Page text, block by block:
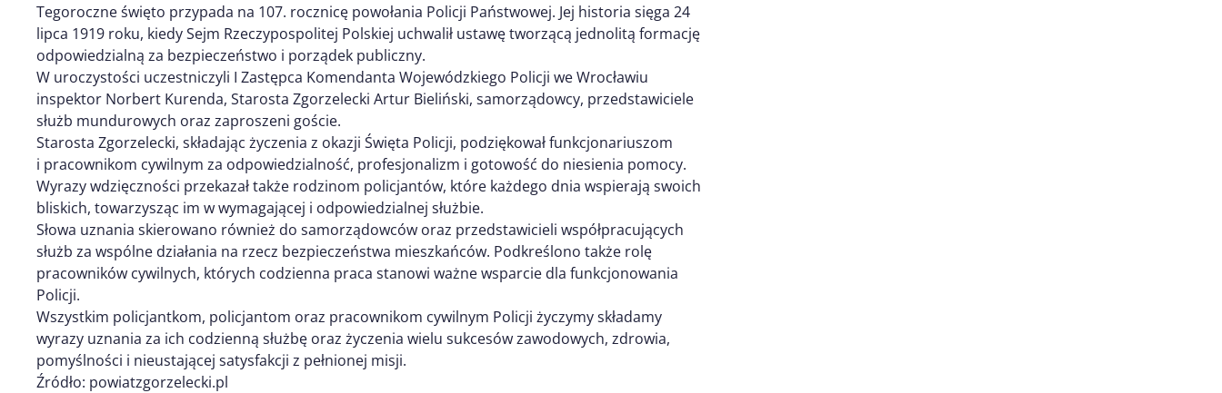
Tegoroczne święto przypada na 107. rocznicę powołania Policji Państwowej. Jej historia sięga 24
lipca 1919 roku, kiedy Sejm Rzeczypospolitej Polskiej uchwalił ustawę tworzącą jednolitą formację
odpowiedzialną za bezpieczeństwo i porządek publiczny.
W uroczystości uczestniczyli I Zastępca Komendanta Wojewódzkiego Policji we Wrocławiu
inspektor Norbert Kurenda, Starosta Zgorzelecki Artur Bieliński, samorządowcy, przedstawiciele
służb mundurowych oraz zaproszeni goście.
Starosta Zgorzelecki, składając życzenia z okazji Święta Policji, podziękował funkcjonariuszom
i pracownikom cywilnym za odpowiedzialność, profesjonalizm i gotowość do niesienia pomocy.
Wyrazy wdzięczności przekazał także rodzinom policjantów, które każdego dnia wspierają swoich
bliskich, towarzysząc im w wymagającej i odpowiedzialnej służbie.
Słowa uznania skierowano również do samorządowców oraz przedstawicieli współpracujących
służb za wspólne działania na rzecz bezpieczeństwa mieszkańców. Podkreślono także rolę
pracowników cywilnych, których codzienna praca stanowi ważne wsparcie dla funkcjonowania
Policji.
Wszystkim policjantkom, policjantom oraz pracownikom cywilnym Policji życzymy składamy
wyrazy uznania za ich codzienną służbę oraz życzenia wielu sukcesów zawodowych, zdrowia,
pomyślności i nieustającej satysfakcji z pełnionej misji.
Źródło: powiatzgorzelecki.pl